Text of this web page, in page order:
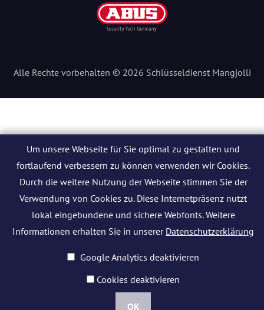
Alle Rechte vorbehalten © 2026 Schlüsseldienst Mangjolli
Um unsere Webseite für Sie optimal zu gestalten und
fortlaufend verbessern zu können verwenden wir Cookies.
Durch die weitere Nutzung der Webseite stimmen Sie der
Verwendung von Cookies zu. Diese Internetpräsenz nutzt
lokal eingebundene und sichere Webfonts. Weitere
Informationen erhalten Sie in unserer Datenschutzerklärung
Google Analytics deaktivieren
Cookies deaktivieren
OK